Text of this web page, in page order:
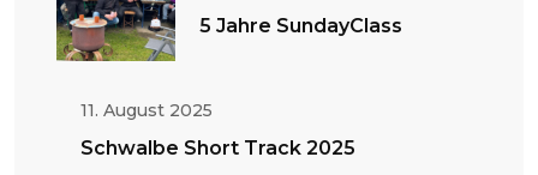
5 Jahre SundayClass
11. August 2025
Schwalbe Short Track 2025